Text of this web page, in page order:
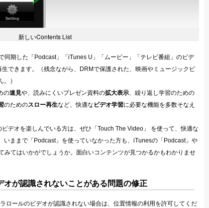
新しいContents List
同期した「Podcast」「iTunes U」「ムービー」「テレビ番組」のビデ
できます。（残念ながら、DRMで保護された、映画やミュージックビ
）
の速見や、読みにくいプレゼン資料の拡大表示、繰り返し学習のための
のためのスロー再生など、快適な ビデオ学習に必要な機能を多数そなえ
デオを楽しんでいる方は、ぜひ「Touch The Video」 を使って、快適な
いままで「Podcast」を使っていなかった方も、iTunesの「Podcast」や
みてはいかがでしょうか。面白いコンテンツが見つかるかもわかりませ
オが認識されないことがある問題の修正
ロールのビデオが認識されない場合は、位置情報の利用を許可してくだ